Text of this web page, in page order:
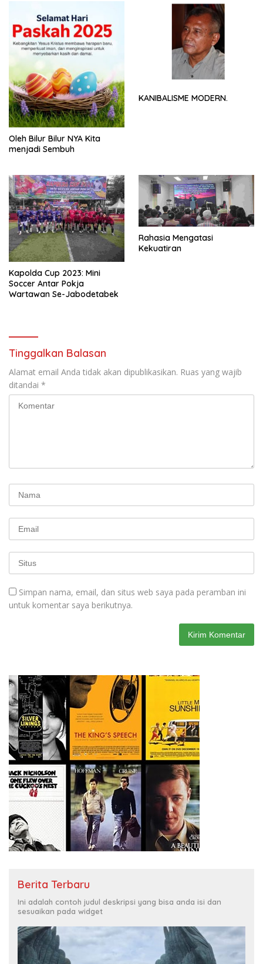
Oleh Bilur Bilur NYA Kita
menjadi Sembuh
KANIBALISME MODERN.
Kapolda Cup 2023: Mini
Soccer Antar Pokja
Wartawan Se-Jabodetabek
Rahasia Mengatasi
Kekuatiran
Tinggalkan Balasan
Alamat email Anda tidak akan dipublikasikan. Ruas yang wajib
ditandai *
Simpan nama, email, dan situs web saya pada peramban ini
untuk komentar saya berikutnya.
Berita Terbaru
Ini adalah contoh judul deskripsi yang bisa anda isi dan
sesuaikan pada widget